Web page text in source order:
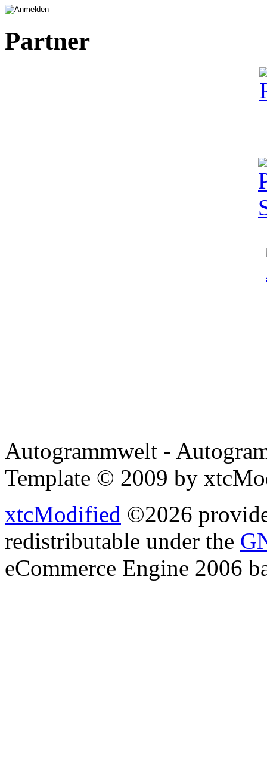
Partner
Autogrammwelt -
Template © 2009 by
xtcModified ©2026
redistributable under the
eCommerce Engine 2006